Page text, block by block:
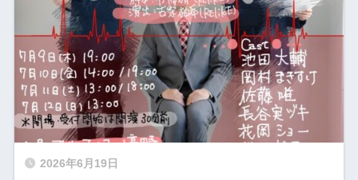
2026年6月19日